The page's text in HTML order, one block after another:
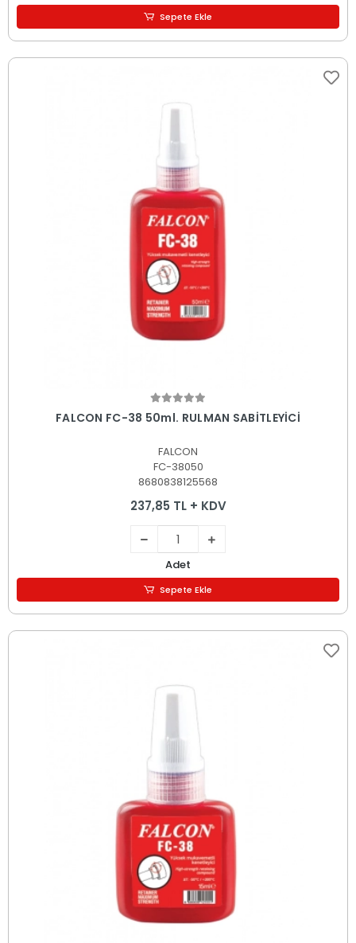
Sepete Ekle
Sepete Ekle
FALCON FC-38 50ml. RULMAN SABİTLEYİCİ
FALCON
FC-38050
8680838125568
237,85 TL + KDV
Adet
Sepete Ekle